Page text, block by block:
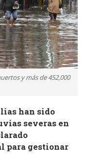
y más de 452,000
han sido
severas en
para gestionar